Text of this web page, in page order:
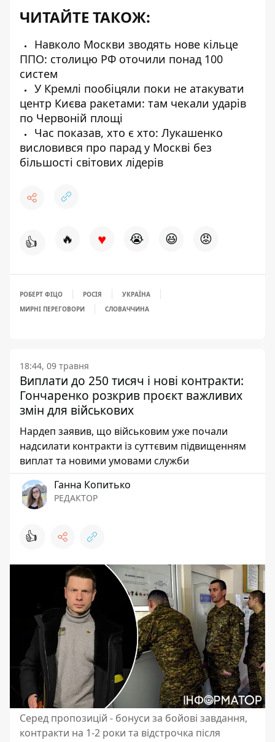
ЧИТАЙТЕ ТАКОЖ:
Навколо Москви зводять нове кільце
ППО: столицю РФ оточили понад 100
систем
У Кремлі пообіцяли поки не атакувати
центр Києва ракетами: там чекали ударів
по Червоній площі
Час показав, хто є хто: Лукашенко
висловився про парад у Москві без
більшості світових лідерів
👍 🔥 ♥ 😭 😆 😡
РОБЕРТ ФІЦО РОСІЯ
УКРАЇНА
МИРНІ ПЕРЕГОВОРИ
СЛОВАЧЧИНА
18:44, 09 травня
Виплати до 250 тисяч і нові контракти:
Гончаренко розкрив проєкт важливих
змін для військових
Нардеп заявив, що військовим уже почали
надсилати контракти із суттєвим підвищенням
виплат та новими умовами служби
Ганна Копитько
РЕДАКТОР
👍
Серед пропозицій - бонуси за бойові завдання,
контракти на 1-2 роки та відстрочка після